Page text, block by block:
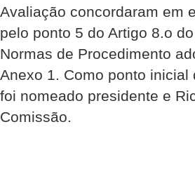
Avaliação concordaram em
pelo ponto 5 do Artigo 8.o
Normas de Procedimento
Anexo 1. Como ponto
foi nomeado presidente e
Comissão.